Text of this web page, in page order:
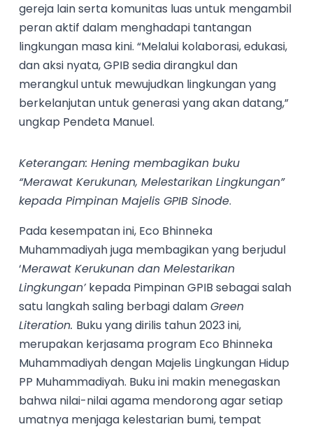
gereja lain serta komunitas luas untuk mengambil
peran aktif dalam menghadapi tantangan
lingkungan masa kini. “Melalui kolaborasi, edukasi,
dan aksi nyata, GPIB sedia dirangkul dan
merangkul untuk mewujudkan lingkungan yang
berkelanjutan untuk generasi yang akan datang,”
ungkap Pendeta Manuel.
Keterangan: Hening membagikan buku
“Merawat Kerukunan, Melestarikan Lingkungan”
kepada Pimpinan Majelis GPIB Sinode.
Pada kesempatan ini, Eco Bhinneka
Muhammadiyah juga membagikan yang berjudul
‘Merawat Kerukunan dan Melestarikan
Lingkungan’kepada Pimpinan GPIB sebagai salah
satu langkah saling berbagi dalamGreen
Literation. Buku yang dirilis tahun 2023 ini,
merupakan kerjasama program Eco Bhinneka
Muhammadiyah dengan Majelis Lingkungan Hidup
PP Muhammadiyah. Buku ini makin menegaskan
bahwa nilai-nilai agama mendorong agar setiap
umatnya menjaga kelestarian bumi, tempat